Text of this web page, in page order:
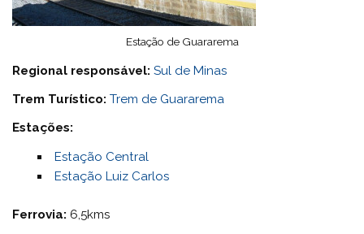
Estação de Guararema
Regional responsável:Sul de Minas
Trem Turístico: Trem de Guararema
Estações:
Estação Central
Estação Luiz Carlos
Ferrovia: 6,5kms